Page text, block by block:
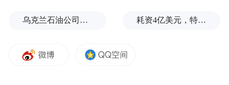
乌克兰石油公司设施遭遇大规模袭击 耗资4亿美元，特朗普的白宫宴会厅修建项目被叫停